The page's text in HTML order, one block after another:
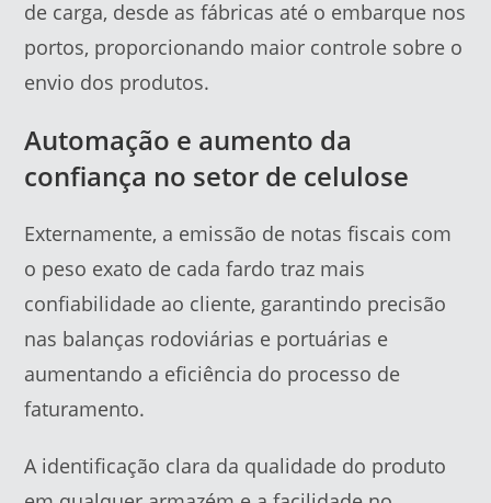
de carga, desde as fábricas até o embarque nos
portos, proporcionando maior controle sobre o
envio dos produtos.
Automação e aumento da
confiança no setor de celulose
Externamente, a emissão de notas fiscais com
o peso exato de cada fardo traz mais
confiabilidade ao cliente, garantindo precisão
nas balanças rodoviárias e portuárias e
aumentando a eficiência do processo de
faturamento.
A identificação clara da qualidade do produto